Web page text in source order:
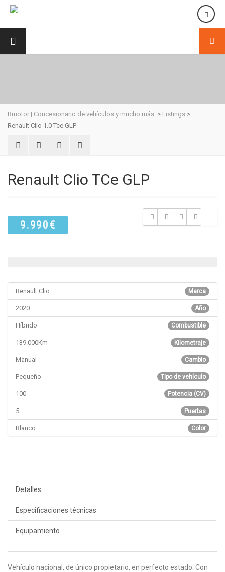
Rmotor | Concesionario de vehículos y mucho más. > Listings >
Renault Clio 1.0 Tce GLP
Renault Clio TCe GLP
9.990€
Marca
Renault Clio
Año
2020
Combustible
Híbrido
Kilometraje
139.000Km
Cambio
Manual
Tipo de vehículo
Pequeño
Potencia (CV)
100
Puertas
5
Color
Blanco
Detalles
Especificaciones técnicas
Equipamiento
Vehículo nacional, de único propietario, en perfecto estado. Con